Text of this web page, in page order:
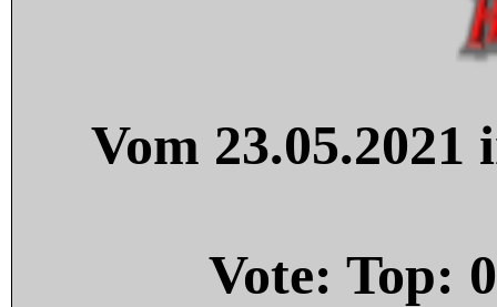
Vom
Vote: Top: 0